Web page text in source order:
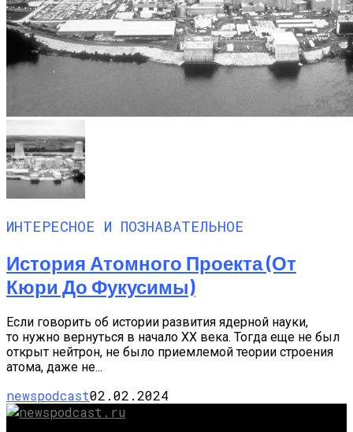
ИНТЕРЕСНОЕ И ПОЗНАВАТЕЛЬНОЕ
История Атомного Проекта (от
Кюри До Фукусимы)
Если говорить об истории развития ядерной науки,
то нужно вернуться в начало XX века. Тогда еще не был
открыт нейтрон, не было приемлемой теории строения
атома, даже не...
newspodcast02.02.2024